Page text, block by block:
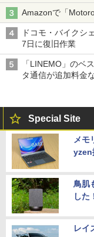
Amazonで「
ドコモ・バイクシ
7日に復旧作業
「LINEMO」のベ
タ通信が追加料金
Special Site
メモ
yzen
鳥肌
した
レイ